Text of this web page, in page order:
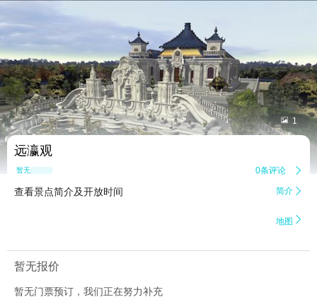
 1
远瀛观
暂无点评 0条评论 
查看景点简介及开放时间 简介 
地图 
暂无报价
暂无门票预订，我们正在努力补充